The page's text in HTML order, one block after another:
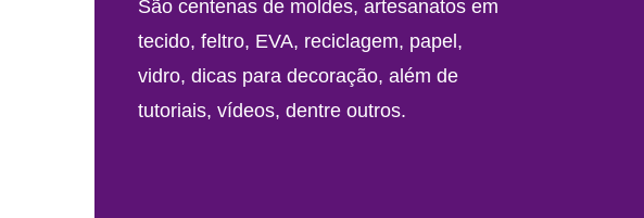
São centenas de moldes, artesanatos em
tecido, feltro, EVA, reciclagem, papel,
vidro, dicas para decoração, além de
tutoriais, vídeos, dentre outros.